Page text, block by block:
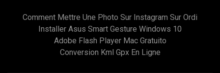
Comment Mettre Une Photo Sur Instagram Sur Ordi
Installer Asus Smart Gesture Windows 10
Adobe Flash Player Mac Gratuito
Conversion Kml Gpx En Ligne